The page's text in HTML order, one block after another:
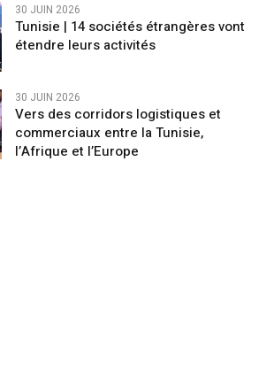
30 JUIN 2026
Tunisie | 14 sociétés étrangères vont
étendre leurs activités
30 JUIN 2026
Vers des corridors logistiques et
commerciaux entre la Tunisie,
l’Afrique et l’Europe